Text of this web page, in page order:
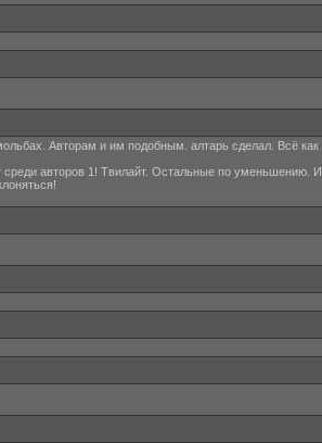
Авторам и им подобным. алтарь сделал. Всё как
среди авторов 1! Твилайт. Остальные по уменьшению. И